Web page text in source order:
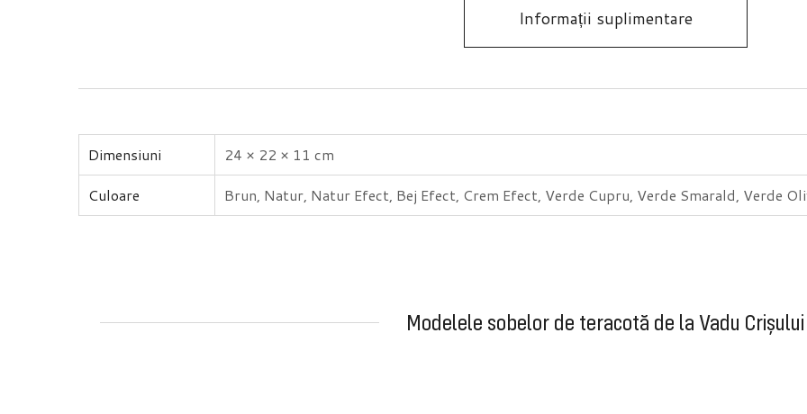
Informații suplimentare
Dimensiuni
24 × 22 × 11 cm
Culoare
Brun, Natur, Natur Efect, Bej Efect, Crem Efect, Verde Cupru, Verde Smarald, Verde
Modelele sobelor de teracotă de la Vadu Crișului